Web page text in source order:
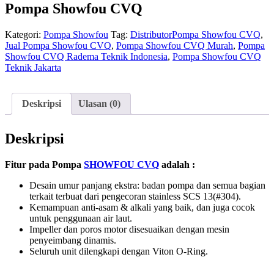
Pompa Showfou CVQ
Kategori: Pompa Showfou Tag: DistributorPompa Showfou CVQ,
Jual Pompa Showfou CVQ, Pompa Showfou CVQ Murah, Pompa
Showfou CVQ Radema Teknik Indonesia, Pompa Showfou CVQ
Teknik Jakarta
Deskripsi Ulasan (0)
Deskripsi
Fitur pada Pompa SHOWFOU CVQ adalah :
Desain umur panjang ekstra: badan pompa dan semua bagian
terkait terbuat dari pengecoran stainless SCS 13(#304).
Kemampuan anti-asam & alkali yang baik, dan juga cocok
untuk penggunaan air laut.
Impeller dan poros motor disesuaikan dengan mesin
penyeimbang dinamis.
Seluruh unit dilengkapi dengan Viton O-Ring.